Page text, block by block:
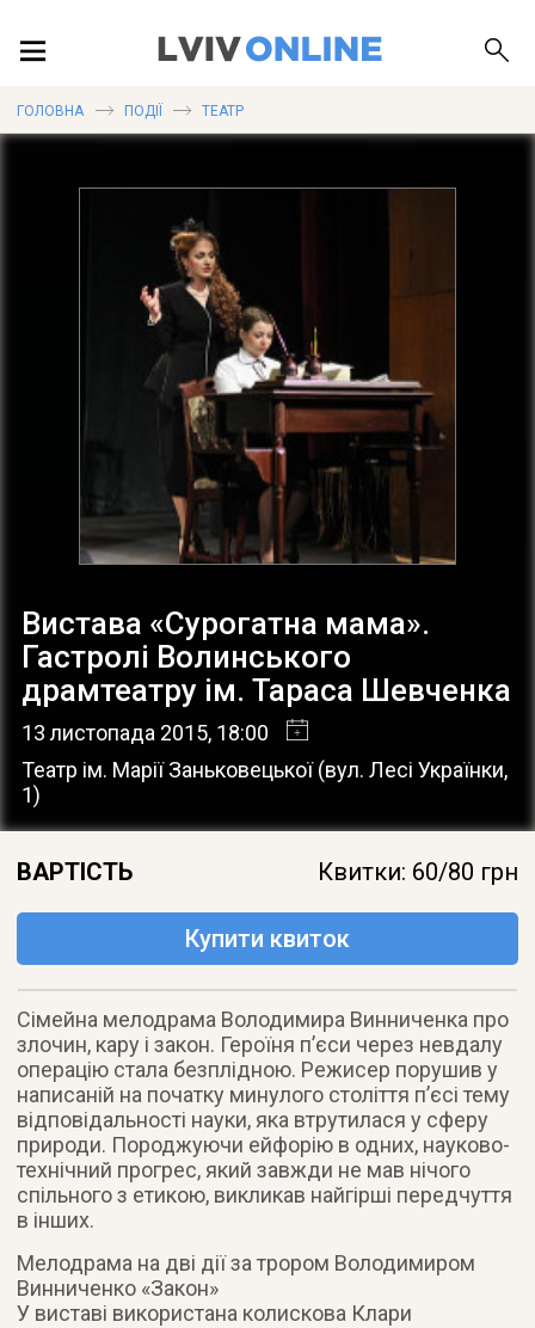
ПУБЛІКАЦІЇ
ГОЛОВНА ПОДІЇ ТЕАТР
Вистава «Сурогатна мама».
Гастролі Волинського
драмтеатру ім. Тараса Шевченка
13 листопада 2015, 18:00
Театр ім. Марії Заньковецької (вул. Лесі Українки,
1)
ВАРТІСТЬ Квитки: 60/80 грн
Купити квиток
Сімейна мелодрама Володимира Винниченка про
злочин, кару і закон. Героїня п’єси через невдалу
операцію стала безплідною. Режисер порушив у
написаній на початку минулого століття п’єсі тему
відповідальності науки, яка втрутилася у сферу
природи. Породжуючи ейфорію в одних, науково-
технічний прогрес, який завжди не мав нічого
спільного з етикою, викликав найгірші передчуття
в інших.
Мелодрама на дві дії за трором Володимиром
Винниченко «Закон»
У виставі використана колискова Клари